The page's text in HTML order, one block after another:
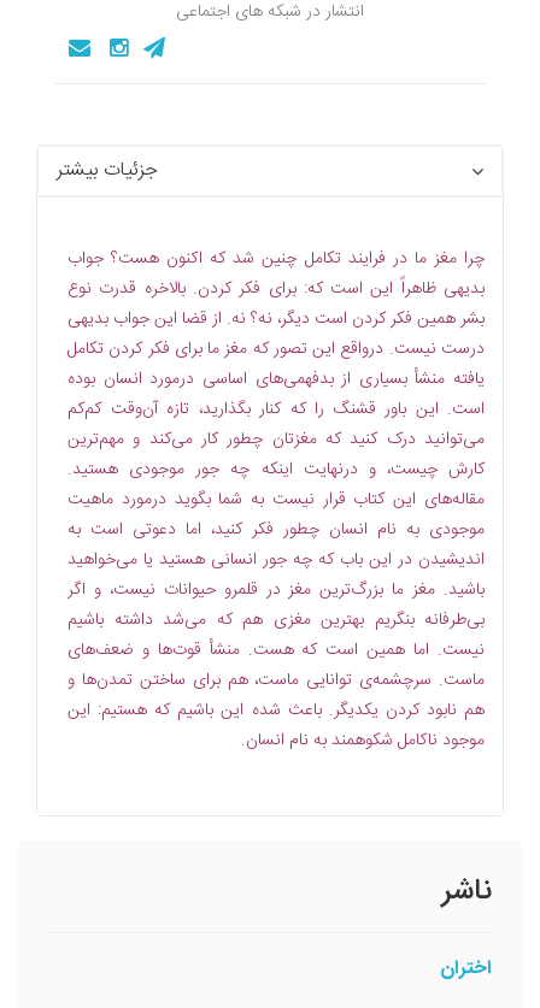
انتشار در شبکه های اجتماعی
جزئیات بیشتر
چرا مغز ما در فرایند تکامل چنین شد که اکنون هست؟ جواب
بدیهی ظاهراً این است که: برای فکر کردن. بالاخره قدرت نوع
بشر همین فکر کردن است دیگر، نه؟ نه. از قضا این جواب بدیهی
درست نیست. درواقع این تصور که مغز ما برای فکر کردن تکامل
یافته منشأ بسیاری از بدفهمی‌های اساسی درمورد انسان بوده
است. این باور قشنگ را که کنار بگذارید، تازه آن‌وقت کم‌کم
می‌توانید درک کنید که مغزتان چطور کار می‌کند و مهم‌ترین
کارش چیست، و درنهایت اینکه چه جور موجودی هستید.
مقاله‌های این کتاب قرار نیست به شما بگوید درمورد ماهیت
موجودی به نام انسان چطور فکر کنید، اما دعوتی است به
اندیشیدن در این باب که چه جور انسانی هستید یا می‌خواهید
باشید. مغز ما بزرگ‌ترین مغز در قلمرو حیوانات نیست، و اگر
بی‌طرفانه بنگریم بهترین مغزی هم که می‌شد داشته باشیم
نیست. اما همین است که هست. منشأ قوت‌ها و ضعف‌های
ماست. سرچشمه‌ی توانایی ماست، هم برای ساختن تمدن‌ها و
هم نابود کردن یکدیگر. باعث شده این باشیم که هستیم: این
موجود ناکامل شکوهمند به نام انسان.
ناشر
اختران